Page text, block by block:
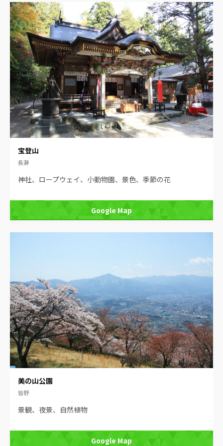
宝登山
長瀞
神社、ロープウェイ、小動物園、景色、季節の花
Google Map
美の山公園
皆野
景観、夜景、自然植物
Google Map